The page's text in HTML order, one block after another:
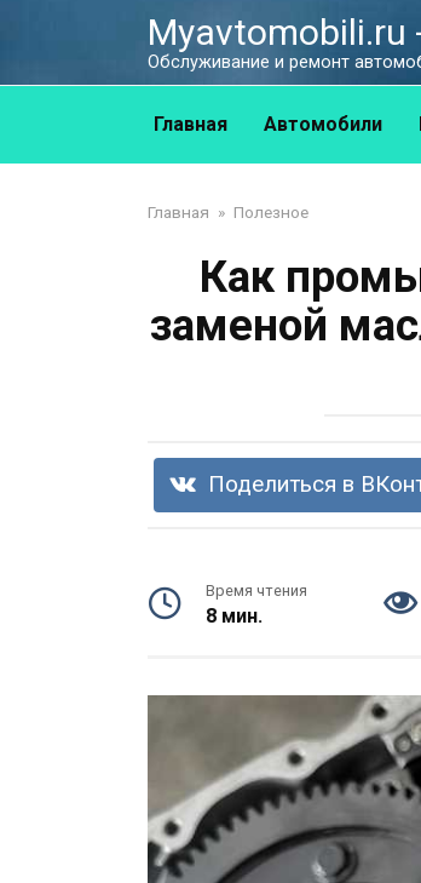
Обслуживание и ремонт
Главная Автомобили
Главная » Полезное
Как
заменой
Поделиться в
Время чтения
8 мин.